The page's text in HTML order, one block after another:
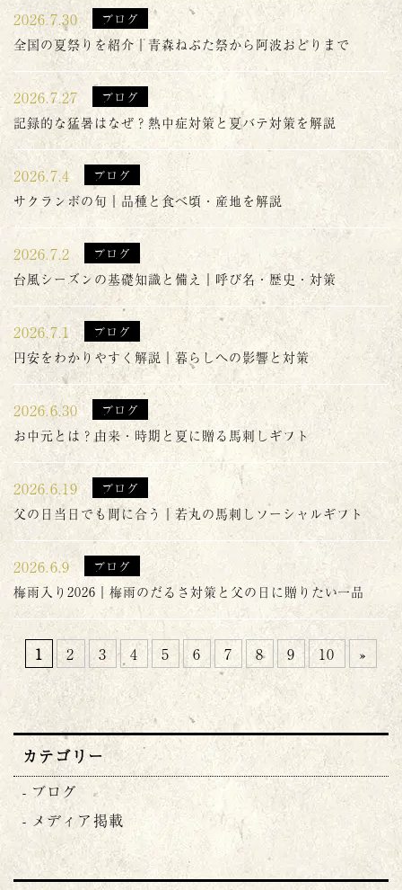
2026.7.30 ブログ
全国の夏祭りを紹介｜青森ねぶた祭から阿波おどりまで
2026.7.27 ブログ
記録的な猛暑はなぜ？熱中症対策と夏バテ対策を解説
2026.7.4 ブログ
サクランボの旬｜品種と食べ頃・産地を解説
2026.7.2 ブログ
台風シーズンの基礎知識と備え｜呼び名・歴史・対策
2026.7.1 ブログ
円安をわかりやすく解説｜暮らしへの影響と対策
2026.6.30 ブログ
お中元とは？由来・時期と夏に贈る馬刺しギフト
2026.6.19 ブログ
父の日当日でも間に合う｜若丸の馬刺しソーシャルギフト
2026.6.9 ブログ
梅雨入り2026｜梅雨のだるさ対策と父の日に贈りたい一品
1 2 3 4 5 6 7 8 9 10 »
カテゴリー
ブログ
メディア掲載